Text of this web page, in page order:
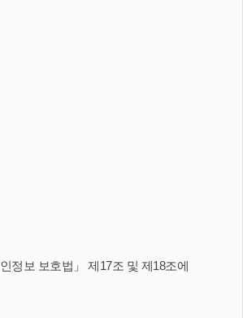
정보 보호법」 제17조 및 제18조에